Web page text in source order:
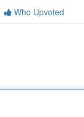
Who Upvoted